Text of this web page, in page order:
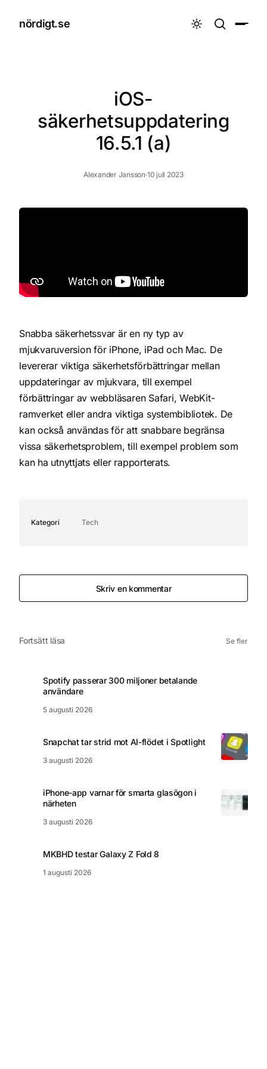
nördigt.se 
iOS-
säkerhetsuppdatering
16.5.1 (a)
Alexander Jansson·10 juli 2023
Snabba säkerhetssvar är en ny typ av
mjukvaruversion för iPhone, iPad och Mac. De
levererar viktiga säkerhetsförbättringar mellan
uppdateringar av mjukvara, till exempel
förbättringar av webbläsaren Safari, WebKit-
ramverket eller andra viktiga systembibliotek. De
kan också användas för att snabbare begränsa
vissa säkerhetsproblem, till exempel problem som
kan ha utnyttjats eller rapporterats.
Kategori Tech
Skriv en kommentar
Fortsätt läsa Se fler
Spotify passerar 300 miljoner betalande
användare
5 augusti 2026
Snapchat tar strid mot AI-flödet i Spotlight
3 augusti 2026
iPhone-app varnar för smarta glasögon i
närheten
3 augusti 2026
MKBHD testar Galaxy Z Fold 8
1 augusti 2026